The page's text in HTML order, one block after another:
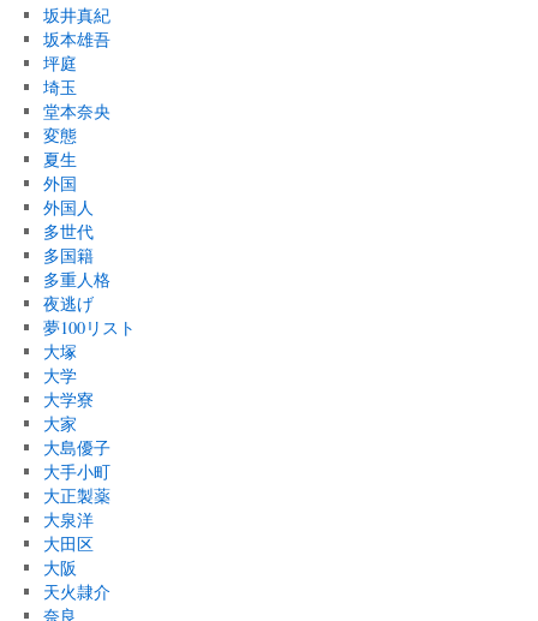
坂井真紀
坂本雄吾
坪庭
埼玉
堂本奈央
変態
夏生
外国
外国人
多世代
多国籍
多重人格
夜逃げ
夢100リスト
大塚
大学
大学寮
大家
大島優子
大手小町
大正製薬
大泉洋
大田区
大阪
天火隷介
奈良